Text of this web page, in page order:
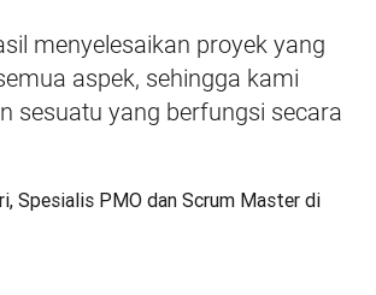
menyelesaikan proyek yang
aspek, sehingga kami
sesuatu yang berfungsi secara
Spesialis PMO dan Scrum Master di